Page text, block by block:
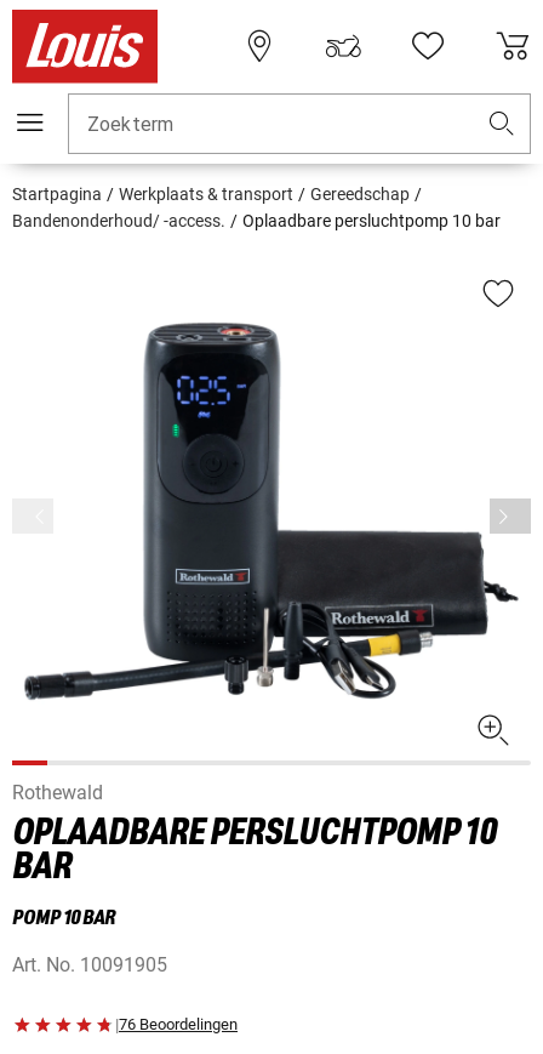
Zoekterm
Startpagina Werkplaats & transport
Gereedschap
Bandenonderhoud/ -access.
Oplaadbare persluchtpomp 10 bar
Rothewald
OPLAADBARE PERSLUCHTPOMP 10
BAR
POMP 10 BAR
Art. No. 10091905
|76 Beoordelingen